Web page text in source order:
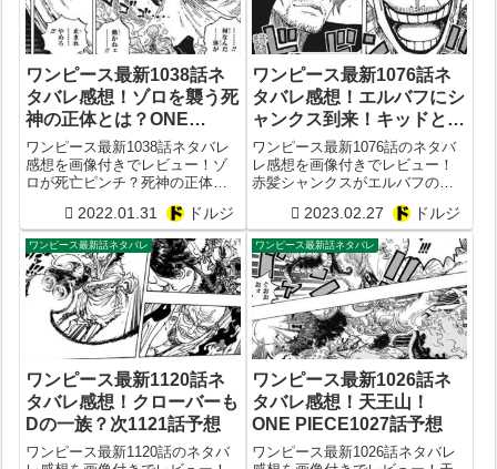
ワンピース最新1038話ネ
タバレ感想！ゾロを襲う死
神の正体とは？ONE
PIECE1039話予想
ワンピース最新1038話ネタバレ
感想を画像付きでレビュー！ゾ
ロが死亡ピンチ？死神の正体は
ーについに倒される？ONE
PIECE1039話予想
2022.01.31 ドルジ
ワンピース最新1076話ネ
タバレ感想！エルバフにシ
ャンクス到来！キッドと対
決？ベガパンクの居場所も
判明するも犯人は？
ワンピース最新1076話のネタバ
レ感想を画像付きでレビュー！
赤髪シャンクスがエルバフの巨
ピンチ？ベガパンクの居場所が
判明もやはり裏切り者は？ルフ
ィとルッチの協力タッグも！
2023.02.27 ドルジ
ワンピース最新話ネタバレ
ワンピース最新1120話ネ
タバレ感想！クローバーも
Dの一族？次1121話予想
ワンピース最新1120話のネタバ
ワンピース最新話ネタバレ
ワンピース最新1026話ネ
タバレ感想！天王山！
ONE PIECE1027話予想
ワンピース最新1026話ネタバレ